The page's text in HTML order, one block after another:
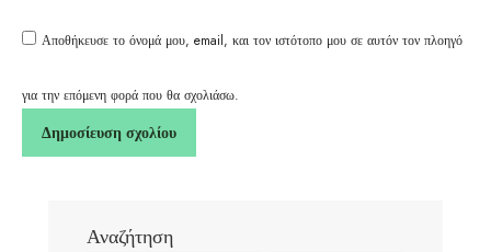
Αποθήκευσε το όνομά μου, email, και τον ιστότοπο μου σε αυτόν τον πλοηγό
για την επόμενη φορά που θα σχολιάσω.
Αναζήτηση